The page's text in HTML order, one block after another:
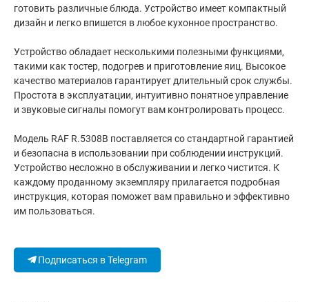
готовить различные блюда. Устройство имеет компактный
дизайн и легко впишется в любое кухонное пространство.
Устройство обладает несколькими полезными функциями,
такими как тостер, подогрев и приготовление яиц. Высокое
качество материалов гарантирует длительный срок службы.
Простота в эксплуатации, интуитивно понятное управление
и звуковые сигналы помогут вам контролировать процесс.
Модель RAF R.5308B поставляется со стандартной гарантией
и безопасна в использовании при соблюдении инструкций.
Устройство несложно в обслуживании и легко чистится. К
каждому проданному экземпляру прилагается подробная
инструкция, которая поможет вам правильно и эффективно
им пользоваться.
Подписаться в Telegram